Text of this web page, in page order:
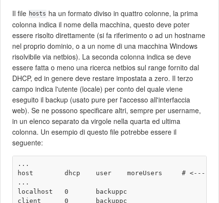
Il file hosts ha un formato diviso in quattro colonne, la prima
colonna indica il nome della macchina, questo deve poter
essere risolto direttamente (si fa riferimento o ad un hostname
nel proprio dominio, o a un nome di una macchina Windows
risolvibile via netbios). La seconda colonna indica se deve
essere fatta o meno una ricerca netbios sul range fornito dal
DHCP, ed in genere deve restare impostata a zero. Il terzo
campo indica l'utente (locale) per conto del quale viene
eseguito il backup (usato pure per l'accesso all'interfaccia
web). Se ne possono specificare altri, sempre per username,
in un elenco separato da virgole nella quarta ed ultima
colonna. Un esempio di questo file potrebbe essere il
seguente:
...
host        dhcp    user    moreUsers     # <---
...
localhost   0       backuppc